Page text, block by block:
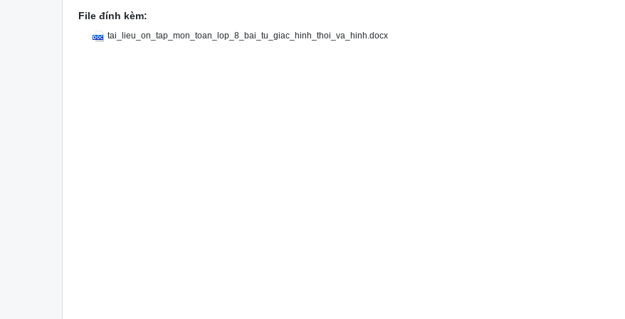
File đính kèm:
tai_lieu_on_tap_mon_toan_lop_8_bai_tu_giac_hinh_thoi_va_hinh.docx